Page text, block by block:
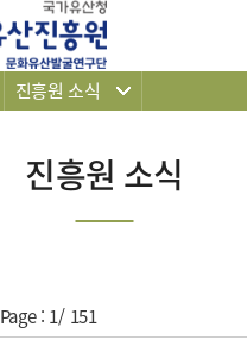
본문 바로가기
주메뉴 바로가기
하단 바로가기
진흥원 소식
진흥원 소식
Page : 1/ 151